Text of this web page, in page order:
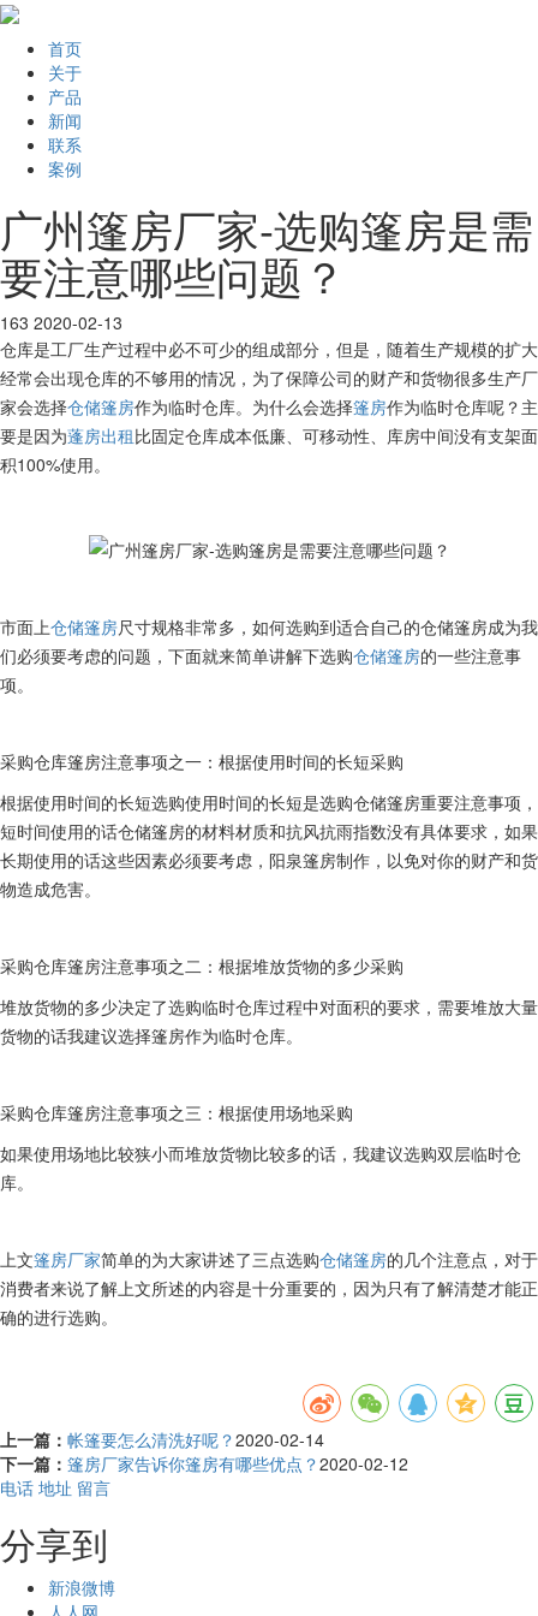
首页
关于
产品
新闻
联系
案例
广州篷房厂家-选购篷房是需
要注意哪些问题？
163 2020-02-13
仓库是工厂生产过程中必不可少的组成部分，但是，随着生产规模的扩大
经常会出现仓库的不够用的情况，为了保障公司的财产和货物很多生产厂
家会选择仓储篷房作为临时仓库。为什么会选择篷房作为临时仓库呢？主
要是因为蓬房出租比固定仓库成本低廉、可移动性、库房中间没有支架面
积100%使用。
市面上仓储篷房尺寸规格非常多，如何选购到适合自己的仓储篷房成为我
们必须要考虑的问题，下面就来简单讲解下选购仓储篷房的一些注意事
项。
采购仓库篷房注意事项之一：根据使用时间的长短采购
根据使用时间的长短选购使用时间的长短是选购仓储篷房重要注意事项，
短时间使用的话仓储篷房的材料材质和抗风抗雨指数没有具体要求，如果
长期使用的话这些因素必须要考虑，阳泉篷房制作，以免对你的财产和货
物造成危害。
采购仓库篷房注意事项之二：根据堆放货物的多少采购
堆放货物的多少决定了选购临时仓库过程中对面积的要求，需要堆放大量
货物的话我建议选择篷房作为临时仓库。
采购仓库篷房注意事项之三：根据使用场地采购
如果使用场地比较狭小而堆放货物比较多的话，我建议选购双层临时仓
库。
上文篷房厂家简单的为大家讲述了三点选购仓储篷房的几个注意点，对于
消费者来说了解上文所述的内容是十分重要的，因为只有了解清楚才能正
确的进行选购。
上一篇： 帐篷要怎么清洗好呢？2020-02-14
下一篇： 篷房厂家告诉你篷房有哪些优点？2020-02-12
电话 地址 留言
分享到
新浪微博
人人网